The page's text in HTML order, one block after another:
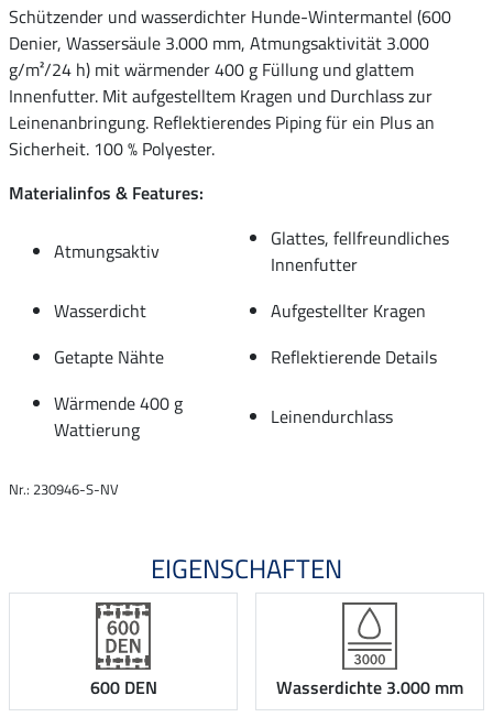
Schützender und wasserdichter Hunde-Wintermantel (600
Denier, Wassersäule 3.000 mm, Atmungsaktivität 3.000
g/m²/24 h) mit wärmender 400 g Füllung und glattem
Innenfutter. Mit aufgestelltem Kragen und Durchlass zur
Leinenanbringung. Reflektierendes Piping für ein Plus an
Sicherheit. 100 % Polyester.
Materialinfos & Features:
Atmungsaktiv
Glattes, fellfreundliches
Innenfutter
Wasserdicht
Aufgestellter Kragen
Getapte Nähte
Reflektierende Details
Wärmende 400 g
Wattierung
Leinendurchlass
Nr.: 230946-S-NV
EIGENSCHAFTEN
600 DEN Wasserdichte 3.000 mm